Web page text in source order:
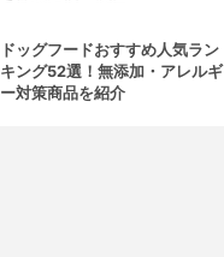
ドッグフードおすすめ人気ラン
キング52選！無添加・アレルギ
ー対策商品を紹介